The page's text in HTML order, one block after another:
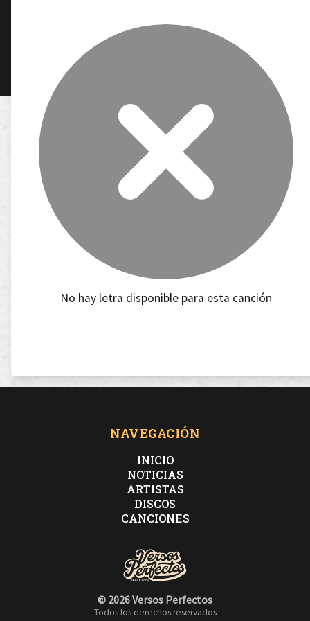
No hay letra disponible para esta canción
NAVEGACIÓN
INICIO
NOTICIAS
ARTISTAS
DISCOS
CANCIONES
© 2026 Versos Perfectos
Todos los derechos reservados